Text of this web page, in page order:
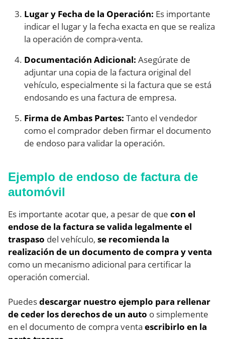
Lugar y Fecha de la Operación: Es importante
indicar el lugar y la fecha exacta en que se realiza
la operación de compra-venta.
Documentación Adicional: Asegúrate de
adjuntar una copia de la factura original del
vehículo, especialmente si la factura que se está
endosando es una factura de empresa.
Firma de Ambas Partes: Tanto el vendedor
como el comprador deben firmar el documento
de endoso para validar la operación.
Ejemplo de endoso de factura de
automóvil
Es importante acotar que, a pesar de que con el
endose de la factura se valida legalmente el
traspaso del vehículo, se recomienda la
realización de un documento de compra y venta
como un mecanismo adicional para certificar la
operación comercial.
Puedesdescargar nuestro ejemplo para rellenar
de ceder los derechos de un auto o simplemente
en el documento de compra venta escribirlo en la